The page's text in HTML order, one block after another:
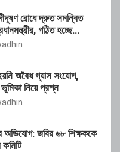
রোধে দ্রুত সমন্বিত
গঠিত হচ্ছে
অবৈধ গ্যাস সংযোগ,
নিয়ে প্রশ্ন
অভিযোগ: জবির ৬৮ শিক্ষককে